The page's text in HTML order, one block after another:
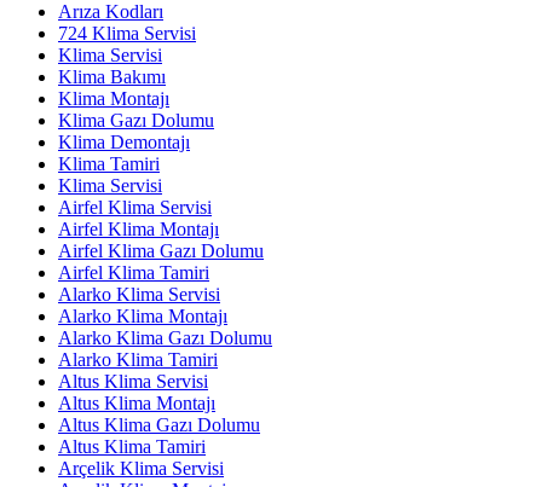
Arıza Kodları
724 Klima Servisi
Klima Servisi
Klima Bakımı
Klima Montajı
Klima Gazı Dolumu
Klima Demontajı
Klima Tamiri
Klima Servisi
Airfel Klima Servisi
Airfel Klima Montajı
Airfel Klima Gazı Dolumu
Airfel Klima Tamiri
Alarko Klima Servisi
Alarko Klima Montajı
Alarko Klima Gazı Dolumu
Alarko Klima Tamiri
Altus Klima Servisi
Altus Klima Montajı
Altus Klima Gazı Dolumu
Altus Klima Tamiri
Arçelik Klima Servisi